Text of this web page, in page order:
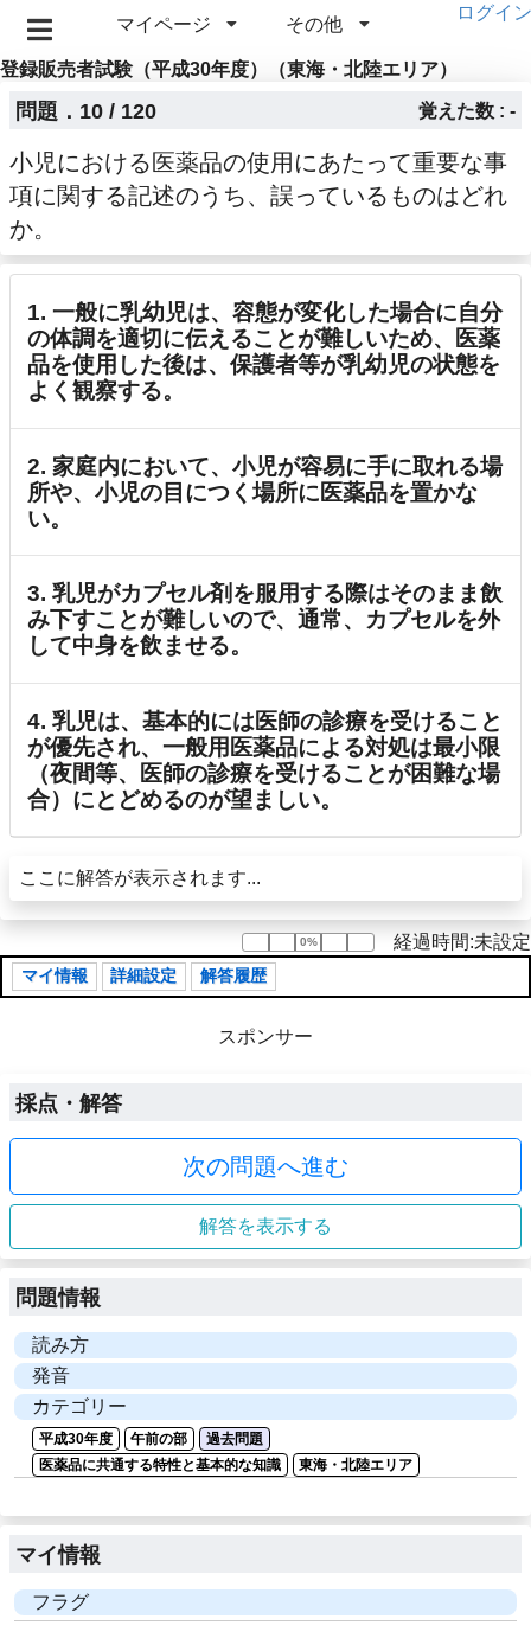
マイページ その他
ログイン
登録販売者試験（平成30年度）（東海・北陸エリア）
問題．10 / 120 覚えた数 : -
小児における医薬品の使用にあたって重要な事
項に関する記述のうち、誤っているものはどれ
か。
1. 一般に乳幼児は、容態が変化した場合に自分
の体調を適切に伝えることが難しいため、医薬
品を使用した後は、保護者等が乳幼児の状態を
よく観察する。
2. 家庭内において、小児が容易に手に取れる場
所や、小児の目につく場所に医薬品を置かな
い。
3. 乳児がカプセル剤を服用する際はそのまま飲
み下すことが難しいので、通常、カプセルを外
して中身を飲ませる。
4. 乳児は、基本的には医師の診療を受けること
が優先され、一般用医薬品による対処は最小限
（夜間等、医師の診療を受けることが困難な場
合）にとどめるのが望ましい。
ここに解答が表示されます...
0%
0% 経過時間:未設定
マイ情報 詳細設定 解答履歴
スポンサー
採点・解答
次の問題へ進む
解答を表示する
問題情報
読み方
発音
カテゴリー
平成30年度 午前の部
過去問題
医薬品に共通する特性と基本的な知識
東海・北陸エリア
マイ情報
フラグ